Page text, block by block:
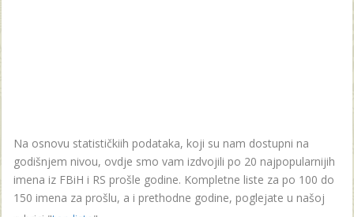
Na osnovu statističkiih podataka, koji su nam dostupni na
godišnjem nivou, ovdje smo vam izdvojili po 20 najpopularnijih
imena iz FBiH i RS prošle godine. Kompletne liste za po 100 do
150 imena za prošlu, a i prethodne godine, poglejate u našoj